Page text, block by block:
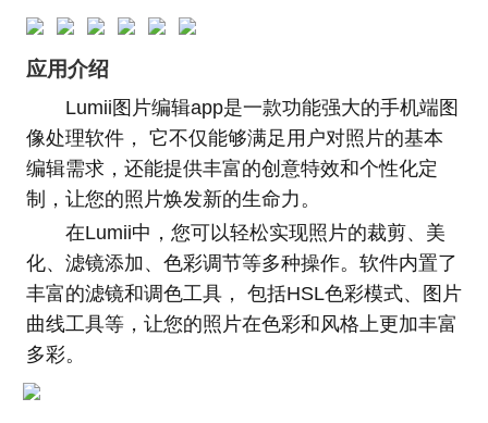
应用介绍
Lumii图片编辑app是一款功能强大的手机端图
像处理软件， 它不仅能够满足用户对照片的基本
编辑需求，还能提供丰富的创意特效和个性化定
制，让您的照片焕发新的生命力。
在Lumii中，您可以轻松实现照片的裁剪、美
化、滤镜添加、色彩调节等多种操作。软件内置了
丰富的滤镜和调色工具， 包括HSL色彩模式、图片
曲线工具等，让您的照片在色彩和风格上更加丰富
多彩。